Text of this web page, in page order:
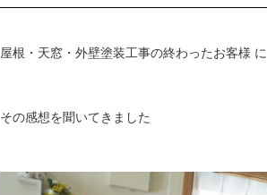
屋根・天窓・外壁塗装工事の終わったお客様 に
その感想を聞いてきました